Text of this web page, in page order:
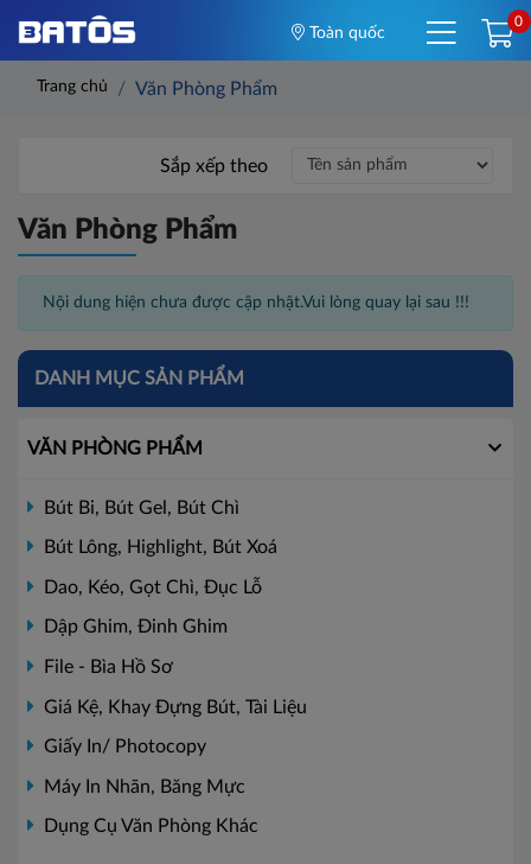
Toàn quốc
0
Trang chủ Văn Phòng Phẩm
DANH MỤC SẢN PHẨM
VĂN PHÒNG PHẨM
Bút Bi, Bút Gel, Bút Chì
Bút Lông, Highlight, Bút Xoá
Dao, Kéo, Gọt Chì, Đục Lỗ
Dập Ghim, Đinh Ghim
File - Bìa Hồ Sơ
Giá Kệ, Khay Đựng Bút, Tài Liệu
Giấy In/ Photocopy
Máy In Nhãn, Băng Mực
Dụng Cụ Văn Phòng Khác
Sắp xếp theo
Văn Phòng Phẩm
Nội dung hiện chưa được cập nhật.Vui lòng quay lại sau !!!